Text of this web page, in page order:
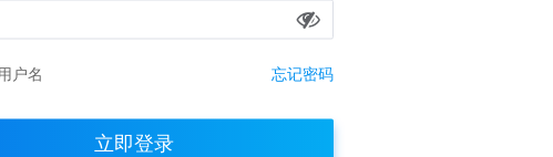
户名 忘记密码
立即登录